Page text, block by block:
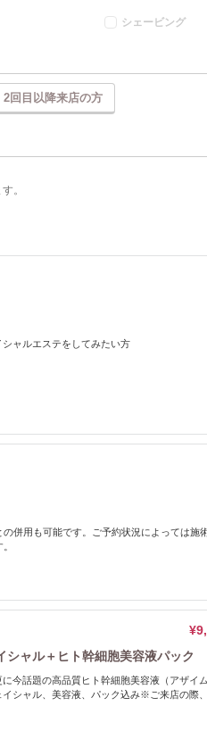
シェービング
2回目以降来店の方
。
ャルエステをしてみたい方
併用も可能です。ご予約状況によっては施
シャル＋ヒト幹細胞美容液パック
今話題の高品質ヒト幹細胞美容液（アザイ
シャル、美容液、パック込み※ご来店の際